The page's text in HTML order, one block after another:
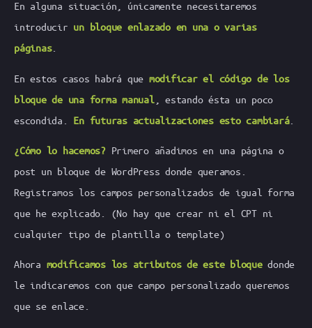
En alguna situación, únicamente necesitaremos
introducir un bloque enlazado en una o varias
páginas.
En estos casos habrá que modificar el código de los
bloque de una forma manual
, estando ésta un poco
escondida. En futuras actualizaciones esto cambiará.
¿Cómo lo hacemos? Primero añadimos en una página o
post un bloque de WordPress donde queramos.
Registramos los campos personalizados de igual forma
que he explicado. (No hay que crear ni el CPT ni
cualquier tipo de plantilla o template)
Ahora modificamos los atributos de este bloquedonde
le indicaremos con que campo personalizado queremos
que se enlace.